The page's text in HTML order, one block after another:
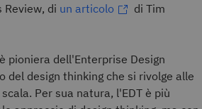
Review, di un articolo
di Tim
pioniera dell'Enterprise Design
del design thinking che si rivolge alle
Per sua natura, l'EDT è più